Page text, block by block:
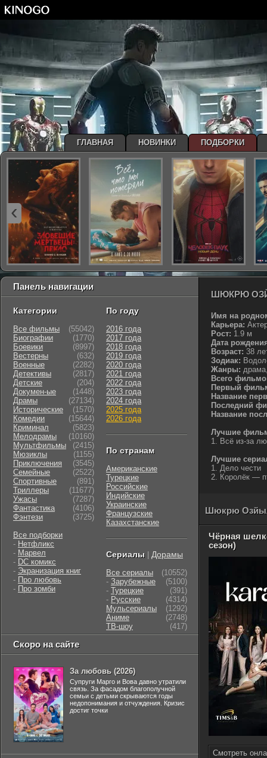
ШЮКРЮ
Имя на
Карьера:
Рост: 1.9 м
Дата
Возраст: 38
Зодиак:
Жанры:
Всего
Первый
Название
Последний
Название
Лучшие
1. Всё из-за
Лучшие
1. Дело чести
2. Королёк —
Шюкрю
Чёрная
сезон)
Смотреть
Панель навигации
Категории
Все фильмы
(55042)
Биографии
(1770)
Боевики
(8997)
Вестерны
(632)
Военные
(2282)
Детективы
(2817)
Детские
(204)
Докумен-ые
(1448)
Драмы
(27134)
Исторические
(1570)
Комедии
(15644)
Криминал
(5823)
Мелодрамы
(10160)
Мультфильмы
(2415)
Мюзиклы
(1155)
Приключения
(3545)
Семейные
(2522)
Cпортивные
(891)
Триллеры
(11677)
Ужасы
(7287)
Фантастика
(4106)
Фэнтези
(3725)
Все подборки
- Нетфликс
- Марвел
- DC комикс
- Экранизация книг
- Про любовь
- Про зомби
По году
2016 года
2017 года
2018 года
2019 года
2020 года
2021 года
2022 года
2023 года
2024 года
2025 года
2026 года
По странам
Американские
Турецкие
Российские
Индийские
Украинские
Французские
Казахстанские
Сериалы Дорамы
Все сериалы
(10552)
- Зарубежные
(5100)
- Турецкие
(391)
- Русские
(4314)
Мульсериалы
(1292)
Аниме
(2748)
ТВ-шоу
(417)
Скоро на сайте
За любовь (2026)
Супруги Марго и Вова давно утратили
связь. За фасадом благополучной
семьи с детьми скрываются годы
недопонимания и отчуждения. Кризис
достиг точки
ГЛАВНАЯ НОВИНКИ ПОДБОРКИ
‹